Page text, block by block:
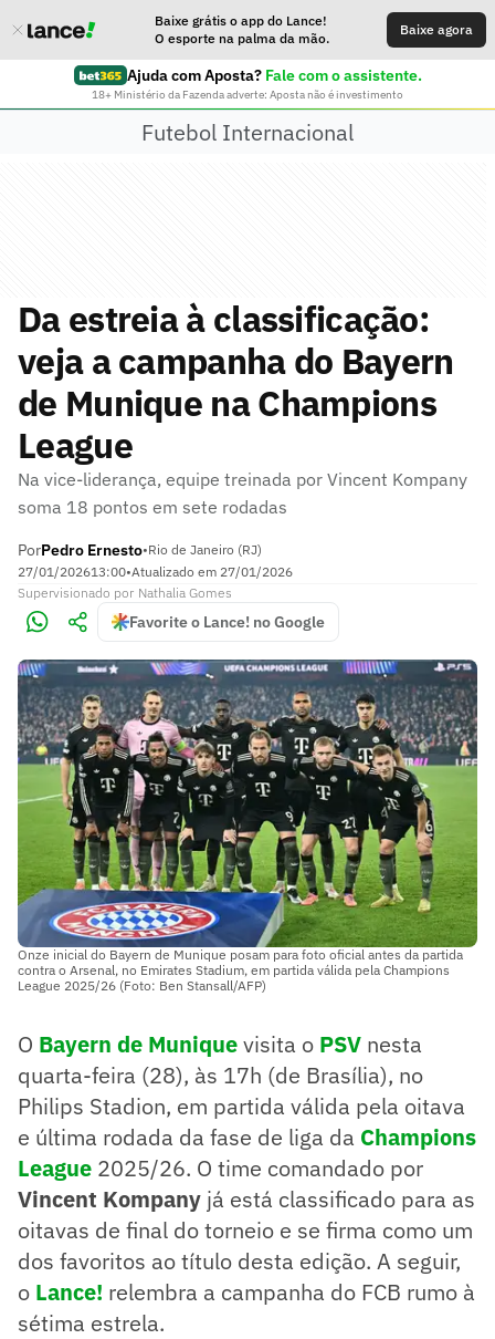
Baixe grátis o app do Lance!
O esporte na palma da mão.
Baixe agora
Ajuda com Aposta? Fale com o assistente.
18+ Ministério da Fazenda adverte: Aposta não é investimento
Futebol Internacional
Da estreia à classificação:
veja a campanha do Bayern
de Munique na Champions
League
Na vice-liderança, equipe treinada por Vincent Kompany
soma 18 pontos em sete rodadas
PorPedro Ernesto•Rio de Janeiro (RJ)
27/01/202613:00•Atualizado em 27/01/2026
Supervisionado por Nathalia Gomes
Favorite o Lance! no Google
Onze inicial do Bayern de Munique posam para foto oficial antes da partida
contra o Arsenal, no Emirates Stadium, em partida válida pela Champions
League 2025/26 (Foto: Ben Stansall/AFP)
O Bayern de Muniquevisita o PSV nesta
quarta-feira (28), às 17h (de Brasília), no
Philips Stadion, em partida válida pela oitava
e última rodada da fase de liga da Champions
League 2025/26. O time comandado por
Vincent Kompany já está classificado para as
oitavas de final do torneio e se firma como um
dos favoritos ao título desta edição. A seguir,
o Lance! relembra a campanha do FCB rumo à
sétima estrela.